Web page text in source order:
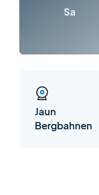
Sa
Jaun
Bergbahnen